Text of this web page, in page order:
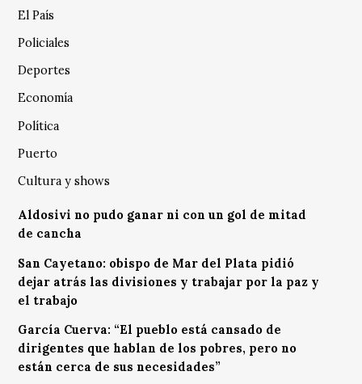
El País
Policiales
Deportes
Economía
Política
Puerto
Cultura y shows
Aldosivi no pudo ganar ni con un gol de mitad
de cancha
San Cayetano: obispo de Mar del Plata pidió
dejar atrás las divisiones y trabajar por la paz y
el trabajo
García Cuerva: “El pueblo está cansado de
dirigentes que hablan de los pobres, pero no
están cerca de sus necesidades”